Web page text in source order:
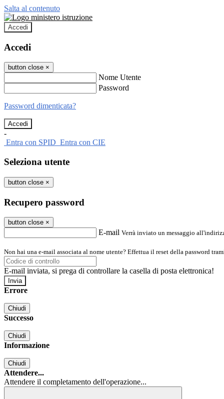
Salta al contenuto
Accedi
Accedi
button close ×
Nome Utente
Password
Password dimenticata?
-
Entra con SPID Entra con CIE
Seleziona utente
button close ×
Recupero password
button close ×
E-mail Verrà inviato un messaggio
Non hai una e-mail associata al nome utente? Effettua il reset della password
E-mail inviata, si prega di controllare la casella di posta elettronica!
Errore
Chiudi
Successo
Chiudi
Informazione
Chiudi
Attendere...
Attendere il completamento dell'operazione...